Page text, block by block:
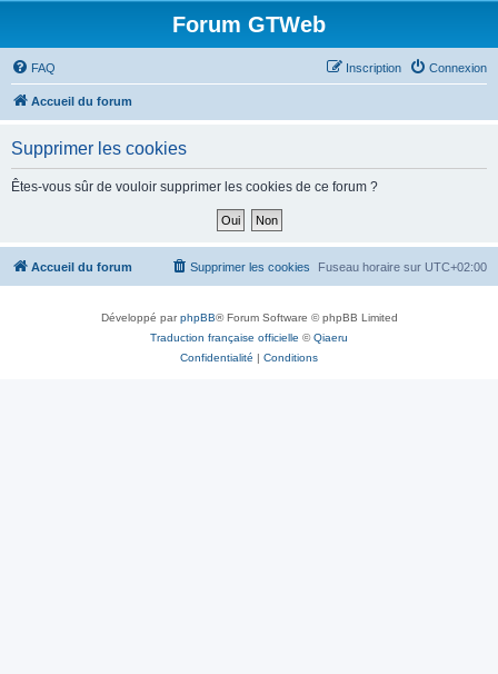
Forum GTWeb
FAQ Connexion
Inscription
Accueil du forum
Supprimer les cookies
Êtes-vous sûr de vouloir supprimer les cookies de ce forum ?
Accueil du forum Fuseau horaire sur UTC+02:00
Supprimer les cookies
Développé parphpBB® Forum Software © phpBB Limited
Traduction française officielle ©Qiaeru
Confidentialité | Conditions